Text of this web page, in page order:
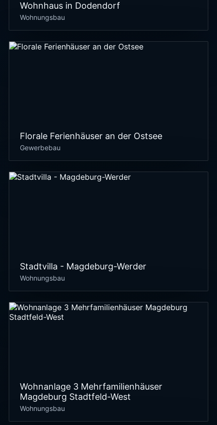
Wohnhaus in Dodendorf
Wohnungsbau
Florale Ferienhäuser an der Ostsee
Gewerbebau
Stadtvilla - Magdeburg-Werder
Wohnungsbau
Wohnanlage 3 Mehrfamilienhäuser
Magdeburg Stadtfeld-West
Wohnungsbau